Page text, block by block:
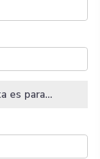
es para...